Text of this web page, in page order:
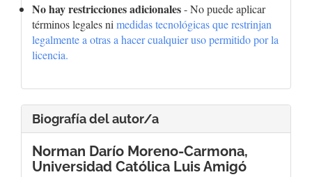
No hay restricciones adicionales- No puede aplicar
términos legales ni medidas tecnológicas que restrinjan
legalmente a otras a hacer cualquier uso permitido por la
licencia.
Biografía del autor/a
Norman Darío Moreno-Carmona,
Universidad Católica Luis Amigó